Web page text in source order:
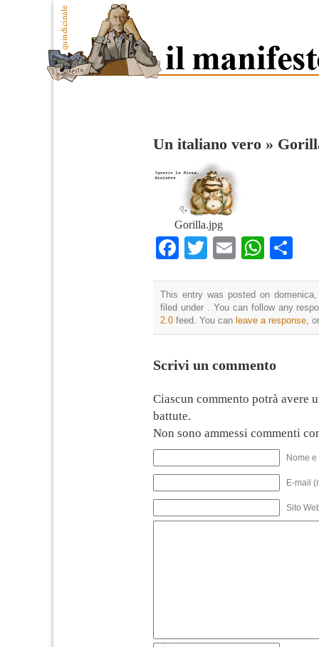
Un italiano vero »
Gorilla.jpg
Facebook
TwitterEmail
This entry was posted on
filed under . You can follow any
2.0 feed. You can leave a response ,
Scrivi un commento
Ciascun commento potrà avere
battute.
Non sono ammessi commenti
Nome
E-mail
Sito